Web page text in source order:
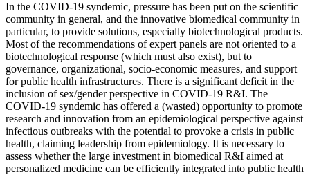
In the COVID-19 syndemic, pressure has been put on the scientific
community in general, and the innovative biomedical community in
particular, to provide solutions, especially biotechnological products.
Most of the recommendations of expert panels are not oriented to a
biotechnological response (which must also exist), but to
governance, organizational, socio-economic measures, and support
for public health infrastructures. There is a significant deficit in the
inclusion of sex/gender perspective in COVID-19 R&I. The
COVID-19 syndemic has offered a (wasted) opportunity to promote
research and innovation from an epidemiological perspective against
infectious outbreaks with the potential to provoke a crisis in public
health, claiming leadership from epidemiology. It is necessary to
assess whether the large investment in biomedical R&I aimed at
personalized medicine can be efficiently integrated into public health